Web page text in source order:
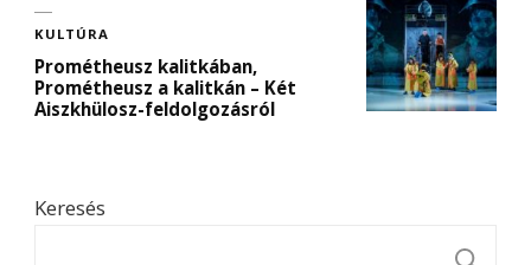
KULTÚRA
Prométheusz kalitkában,
Prométheusz a kalitkán – Két
Aiszkhülosz-feldolgozásról
Keresés